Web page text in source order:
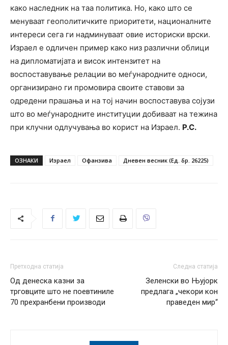
како наследник на таа политика. Но, како што се
менуваат геополитичките приоритети, националните
интереси сега ги надминуваат овие историски врски.
Израел е одличен пример како низ различни облици
на дипломатијата и висок интензитет на
воспоставување релации во меѓународните односи,
организирано ги промовира своите ставови за
одредени прашања и на тој начин воспоставува сојузи
што во меѓународните институции добиваат на тежина
при клучни одлучувања во корист на Израел. Р.С.
ОЗНАКИ Израел Офанзива Дневен весник (Ед. бр. 26225)
Претходна статија
Од денеска казни за
трговците што не поевтиниле
70 прехранбени производи
Следна статија
Зеленски во Њујорк
предлага „чекори кон
праведен мир“